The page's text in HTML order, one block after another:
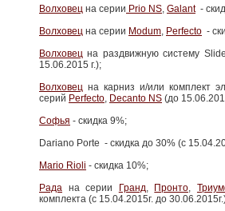
Волховец на серии Prio NS, Galant-
Волховец на серии Modum, Perfecto -
Волховец на раздвижную систему
15.06.2015 г.);
Волховец на карниз и/или комплект
серий Perfecto, Decanto NS (до
Софья - скидка 9%;
Dariano Porte - скидка до 30% (с
Mario Rioli - скидка 10%;
Рада на серии Гранд, Пронто,
комплекта (с 15.04.2015г. до